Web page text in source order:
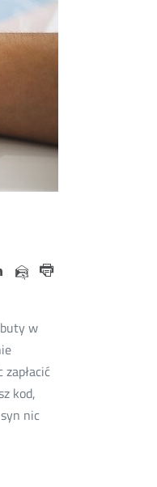
Udostępnij
Linkedin
Nowa Udostępnij
mail
w
kod,
nic